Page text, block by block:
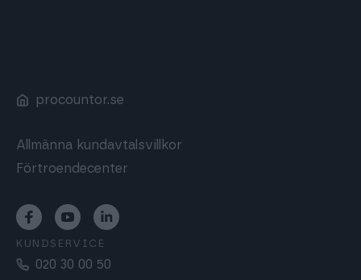
procountor.se
Allmänna kundavtalsvillkor
Förtroendecenter
KUNDSERVICE
020 30 00 50